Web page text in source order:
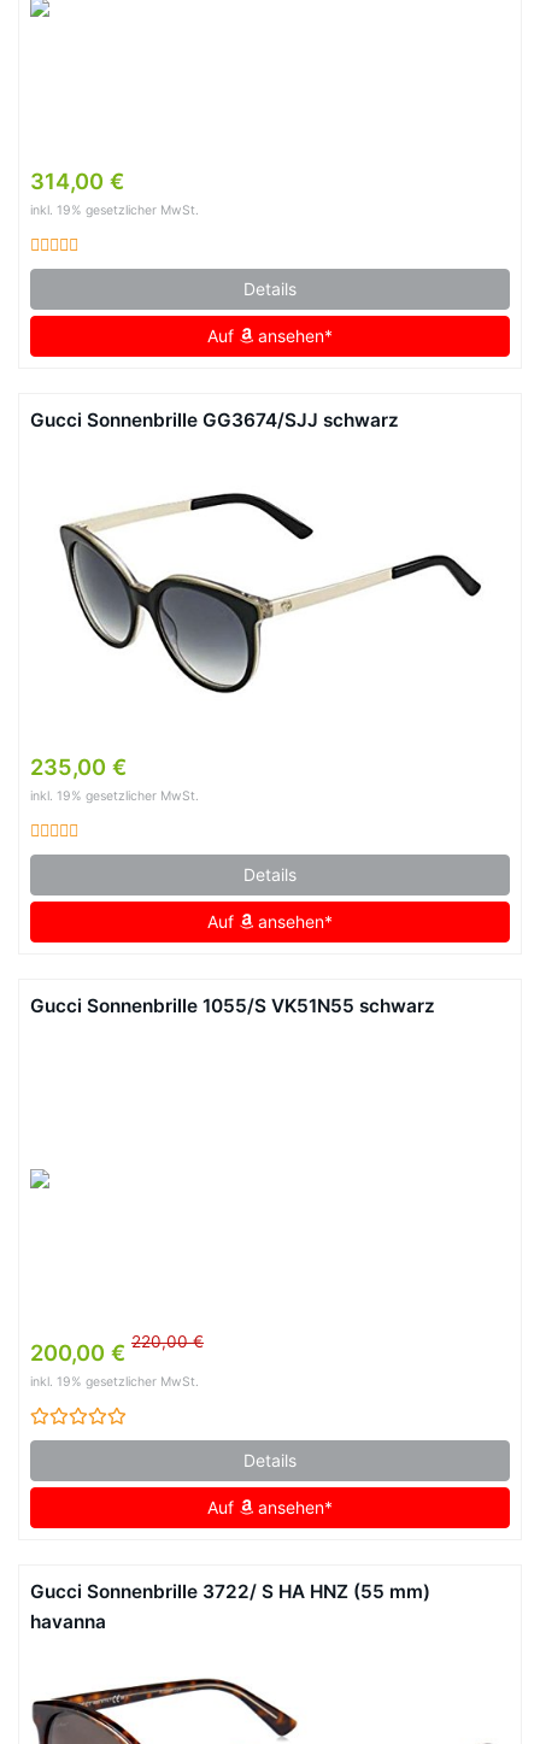
314,00 €
inkl. 19% gesetzlicher MwSt.
Details
Auf ansehen*
Gucci Sonnenbrille GG3674/SJJ schwarz
235,00 €
inkl. 19% gesetzlicher MwSt.
Details
Auf ansehen*
Gucci Sonnenbrille 1055/S VK51N55 schwarz
200,00 € 220,00 €
inkl. 19% gesetzlicher MwSt.
Details
Auf ansehen*
Gucci Sonnenbrille 3722/ S HA HNZ (55 mm)
havanna